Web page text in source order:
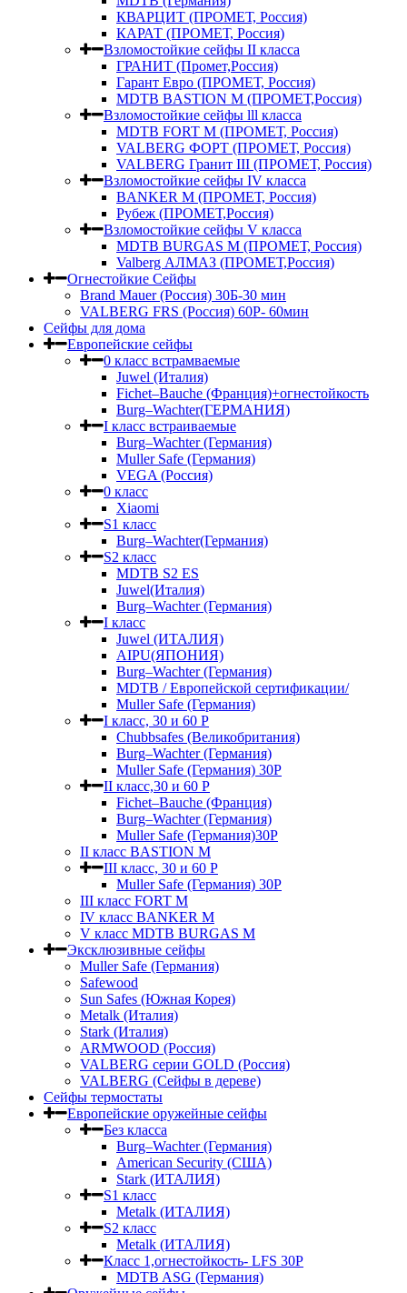
КВАРЦИТ (ПРОМЕТ, Россия)
КАРАТ (ПРОМЕТ, Россия)
Взломостойкие сейфы II класса
ГРАНИТ (Промет,Россия)
Гарант Евро (ПРОМЕТ, Россия)
MDTB BASTION M (ПРОМЕТ,Россия)
Взломостойкие сейфы lll класса
MDTB FORT M (ПРОМЕТ, Россия)
VALBERG ФОРТ (ПРОМЕТ, Россия)
VALBERG Гранит III (ПРОМЕТ, Россия)
Взломостойкие сейфы IV класса
BANKER M (ПРОМЕТ, Россия)
Рубеж (ПРОМЕТ,Россия)
Взломостойкие сейфы V класса
MDTB BURGAS M (ПРОМЕТ, Россия)
Valberg АЛМАЗ (ПРОМЕТ,Россия)
Огнестойкие Сейфы
Brand Mauer (Россия) 30Б-30 мин
VALBERG FRS (Россия) 60Р- 60мин
Сейфы для дома
Европейские сейфы
0 класс встрамваемые
Juwel (Италия)
Fichet–Bauche (Франция)+огнестойкость
Burg–Wachter(ГЕРМАНИЯ)
I класс встраиваемые
Burg–Wachter (Германия)
Muller Safe (Германия)
VEGA (Россия)
0 класс
Xiaomi
S1 класс
Burg–Wachter(Германия)
S2 класс
MDTB S2 ES
Juwel(Италия)
Burg–Wachter (Германия)
I класс
Juwel (ИТАЛИЯ)
AIPU(ЯПОНИЯ)
Burg–Wachter (Германия)
MDTB / Европейской сертификации/
Muller Safe (Германия)
I класс, 30 и 60 P
Chubbsafes (Великобритания)
Burg–Wachter (Германия)
Muller Safe (Германия) 30Р
II класс,30 и 60 P
Fichet–Bauche (Франция)
Burg–Wachter (Германия)
Muller Safe (Германия)30P
II класс BASTION M
III класс, 30 и 60 P
Muller Safe (Германия) 30Р
III класс FORT M
IV класс BANKER M
V класс МDTB BURGAS M
Эксклюзивные сейфы
Muller Safe (Германия)
Safewood
Sun Safes (Южная Корея)
Metalk (Италия)
Stark (Италия)
ARMWOOD (Россия)
VALBERG серии GOLD (Россия)
VALBERG (Сейфы в дереве)
Сейфы термостаты
Европейские оружейные сейфы
Без класса
Burg–Wachter (Германия)
American Security (США)
Stark (ИТАЛИЯ)
S1 класс
Metalk (ИТАЛИЯ)
S2 класс
Metalk (ИТАЛИЯ)
Класс 1,огнестойкость- LFS 30P
MDTB ASG (Германия)